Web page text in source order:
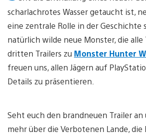
scharlachrotes Wasser getaucht ist,
eine zentrale Rolle in der Geschichte
natürlich wilde neue Monster, die alle
dritten Trailers zu Monster Hunter
freuen uns, allen Jägern auf
Details zu präsentieren.
Seht euch den brandneuen Trailer
mehr über die Verbotenen Lande, die